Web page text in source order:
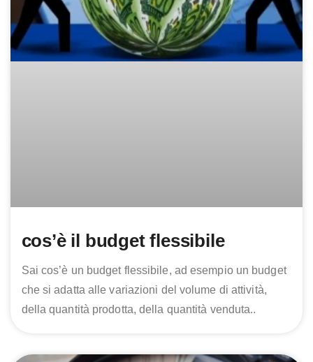
cos’è il budget flessibile
Sai cos’è un budget flessibile, ad esempio un budget
che si adatta alle variazioni del volume di attività,
della quantità prodotta, della quantità venduta..